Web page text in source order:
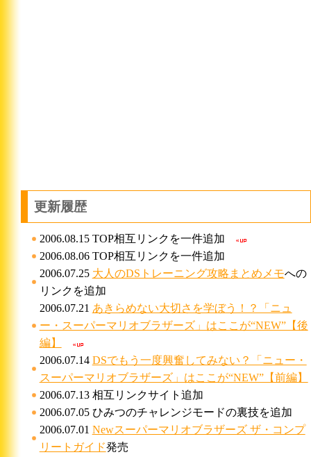
更新履歴
2006.08.15 TOP相互リンクを一件追加
2006.08.06 TOP相互リンクを一件追加
2006.07.25 大人のDSトレーニング攻略まとめメモへの
リンクを追加
2006.07.21 あきらめない大切さを学ぼう！？「ニュ
ー・スーパーマリオブラザーズ」はここが“NEW”【後
編】
2006.07.14 DSでもう一度興奮してみない？「ニュー・
スーパーマリオブラザーズ」はここが“NEW”【前編】
2006.07.13 相互リンクサイト追加
2006.07.05 ひみつのチャレンジモードの裏技を追加
2006.07.01 Newスーパーマリオブラザーズ ザ・コンプ
リートガイド発売